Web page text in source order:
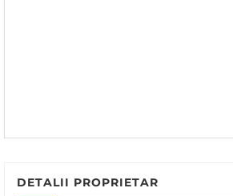
DETALII PROPRIETAR